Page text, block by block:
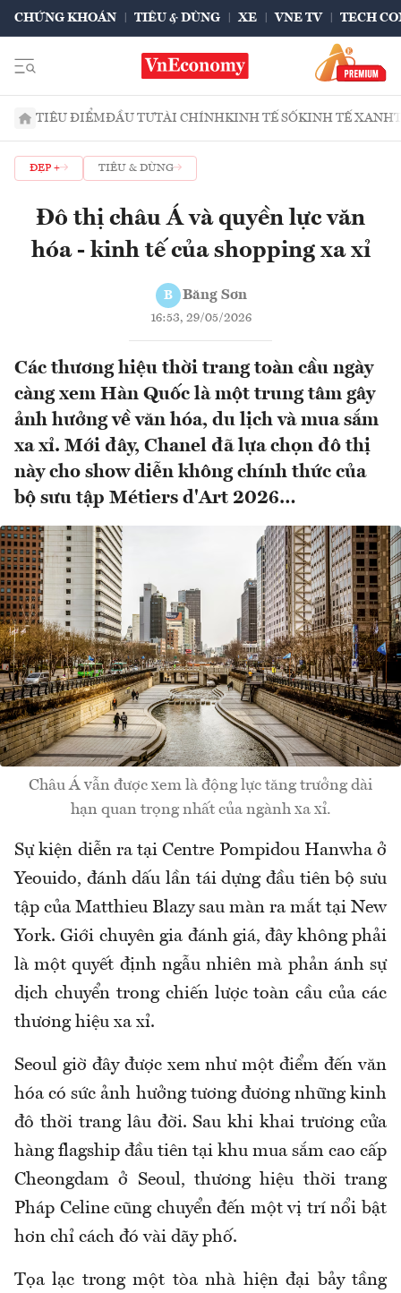
CHỨNG KHOÁN TIÊU & DÙNG XE VNE TV TECH
TIÊU ĐIỂMĐẦU TƯTÀI CHÍNHKINH TẾ SỐKINH TẾ XANH
ĐẸP + TIÊU & DÙNG
Đô thị châu Á và quyền lực văn
hóa - kinh tế của shopping xa xỉ
B Băng Sơn
16:53, 29/05/2026
Các thương hiệu thời trang toàn cầu ngày
càng xem Hàn Quốc là một trung tâm gây
ảnh hưởng về văn hóa, du lịch và mua sắm
xa xỉ. Mới đây, Chanel đã lựa chọn đô thị
này cho show diễn không chính thức của
bộ sưu tập Métiers d'Art 2026…
Châu Á vẫn được xem là động lực tăng trưởng dài
hạn quan trọng nhất của ngành xa xỉ.
Sự kiện diễn ra tại Centre Pompidou Hanwha ở
Yeouido, đánh dấu lần tái dựng đầu tiên bộ sưu
tập của Matthieu Blazy sau màn ra mắt tại New
York. Giới chuyên gia đánh giá, đây không phải
là một quyết định ngẫu nhiên mà phản ánh sự
dịch chuyển trong chiến lược toàn cầu của các
thương hiệu xa xỉ.
Seoul giờ đây được xem như một điểm đến văn
hóa có sức ảnh hưởng tương đương những kinh
đô thời trang lâu đời. Sau khi khai trương cửa
hàng flagship đầu tiên tại khu mua sắm cao cấp
Cheongdam ở Seoul, thương hiệu thời trang
Pháp Celine cũng chuyển đến một vị trí nổi bật
hơn chỉ cách đó vài dãy phố.
Tọa lạc trong một tòa nhà hiện đại bảy tầng